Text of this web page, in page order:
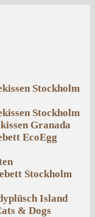
Stockholm
Stockholm
Granada
EcoEgg
Stockholm
Island
& Dogs